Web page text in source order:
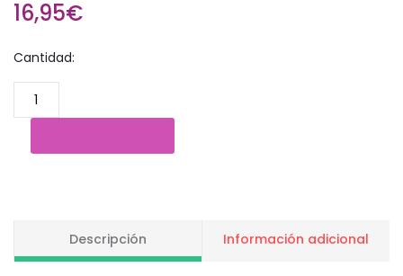
16,95€
Cantidad:
Descripción Información adicional